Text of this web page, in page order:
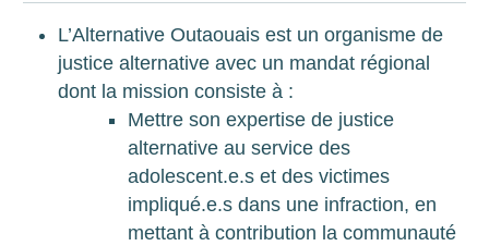
L’Alternative Outaouais est un organisme de
justice alternative avec un mandat régional
dont la mission consiste à :
Mettre son expertise de justice
alternative au service des
adolescent.e.s et des victimes
impliqué.e.s dans une infraction, en
mettant à contribution la communauté